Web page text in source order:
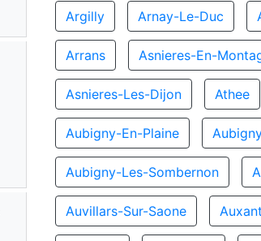
Argilly Arnay-Le-Duc
Arrans Asnieres-En-
Asnieres-Les-Dijon Athee
Aubigny-En-Plaine
Aubigny-Les-Sombernon
Auvillars-Sur-Saone Auxant